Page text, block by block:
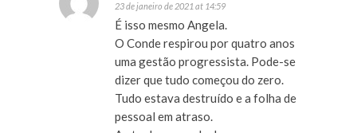
23 de janeiro de 2021 at 14:59
É isso mesmo Angela.
O Conde respirou por quatro anos
uma gestão progressista. Pode-se
dizer que tudo começou do zero.
Tudo estava destruído e a folha de
pessoal em atraso.